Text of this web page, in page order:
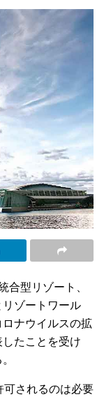
型リゾート、
ゾートワール
ナウイルスの拡
たことを受け
されるのは必要